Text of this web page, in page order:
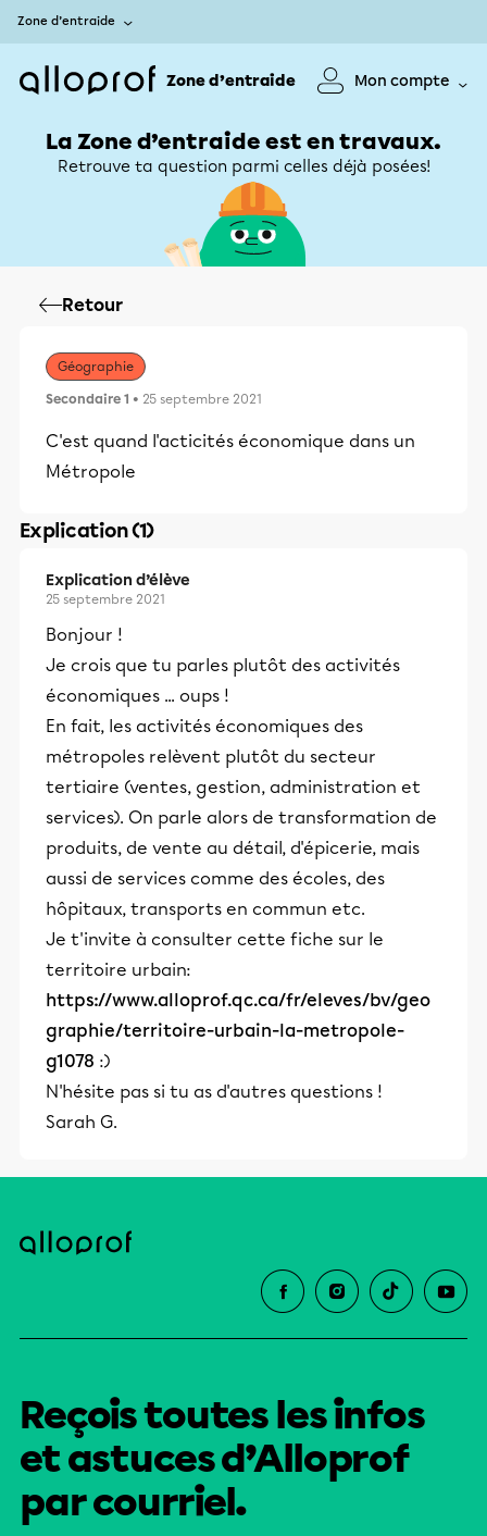
Zone d’entraide
Zone d’entraide Mon compte
La Zone d’entraide est en travaux.
Retrouve ta question parmi celles déjà posées!
Retour
Géographie
Secondaire 1 • 25 septembre 2021
C'est quand l'acticités économique dans un
Métropole
Explication (1)
Explication d’élève
25 septembre 2021
Bonjour !
Je crois que tu parles plutôt des activités
économiques ... oups !
En fait, les activités économiques des
métropoles relèvent plutôt du secteur
tertiaire (ventes, gestion, administration et
services). On parle alors de transformation de
produits, de vente au détail, d'épicerie, mais
aussi de services comme des écoles, des
hôpitaux, transports en commun etc.
Je t'invite à consulter cette fiche sur le
territoire urbain:
https://www.alloprof.qc.ca/fr/eleves/bv/geo
graphie/territoire-urbain-la-metropole-
g1078 :)
N'hésite pas si tu as d'autres questions !
Sarah G.
Reçois toutes les infos
et astuces d’Alloprof
par courriel.